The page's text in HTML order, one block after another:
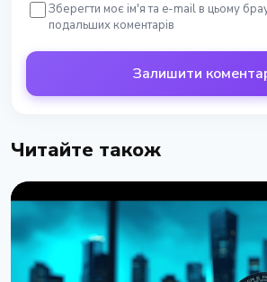
Зберегти моє ім'я та e-mail в цьому
подальших коментарів
Залишити
Читайте також